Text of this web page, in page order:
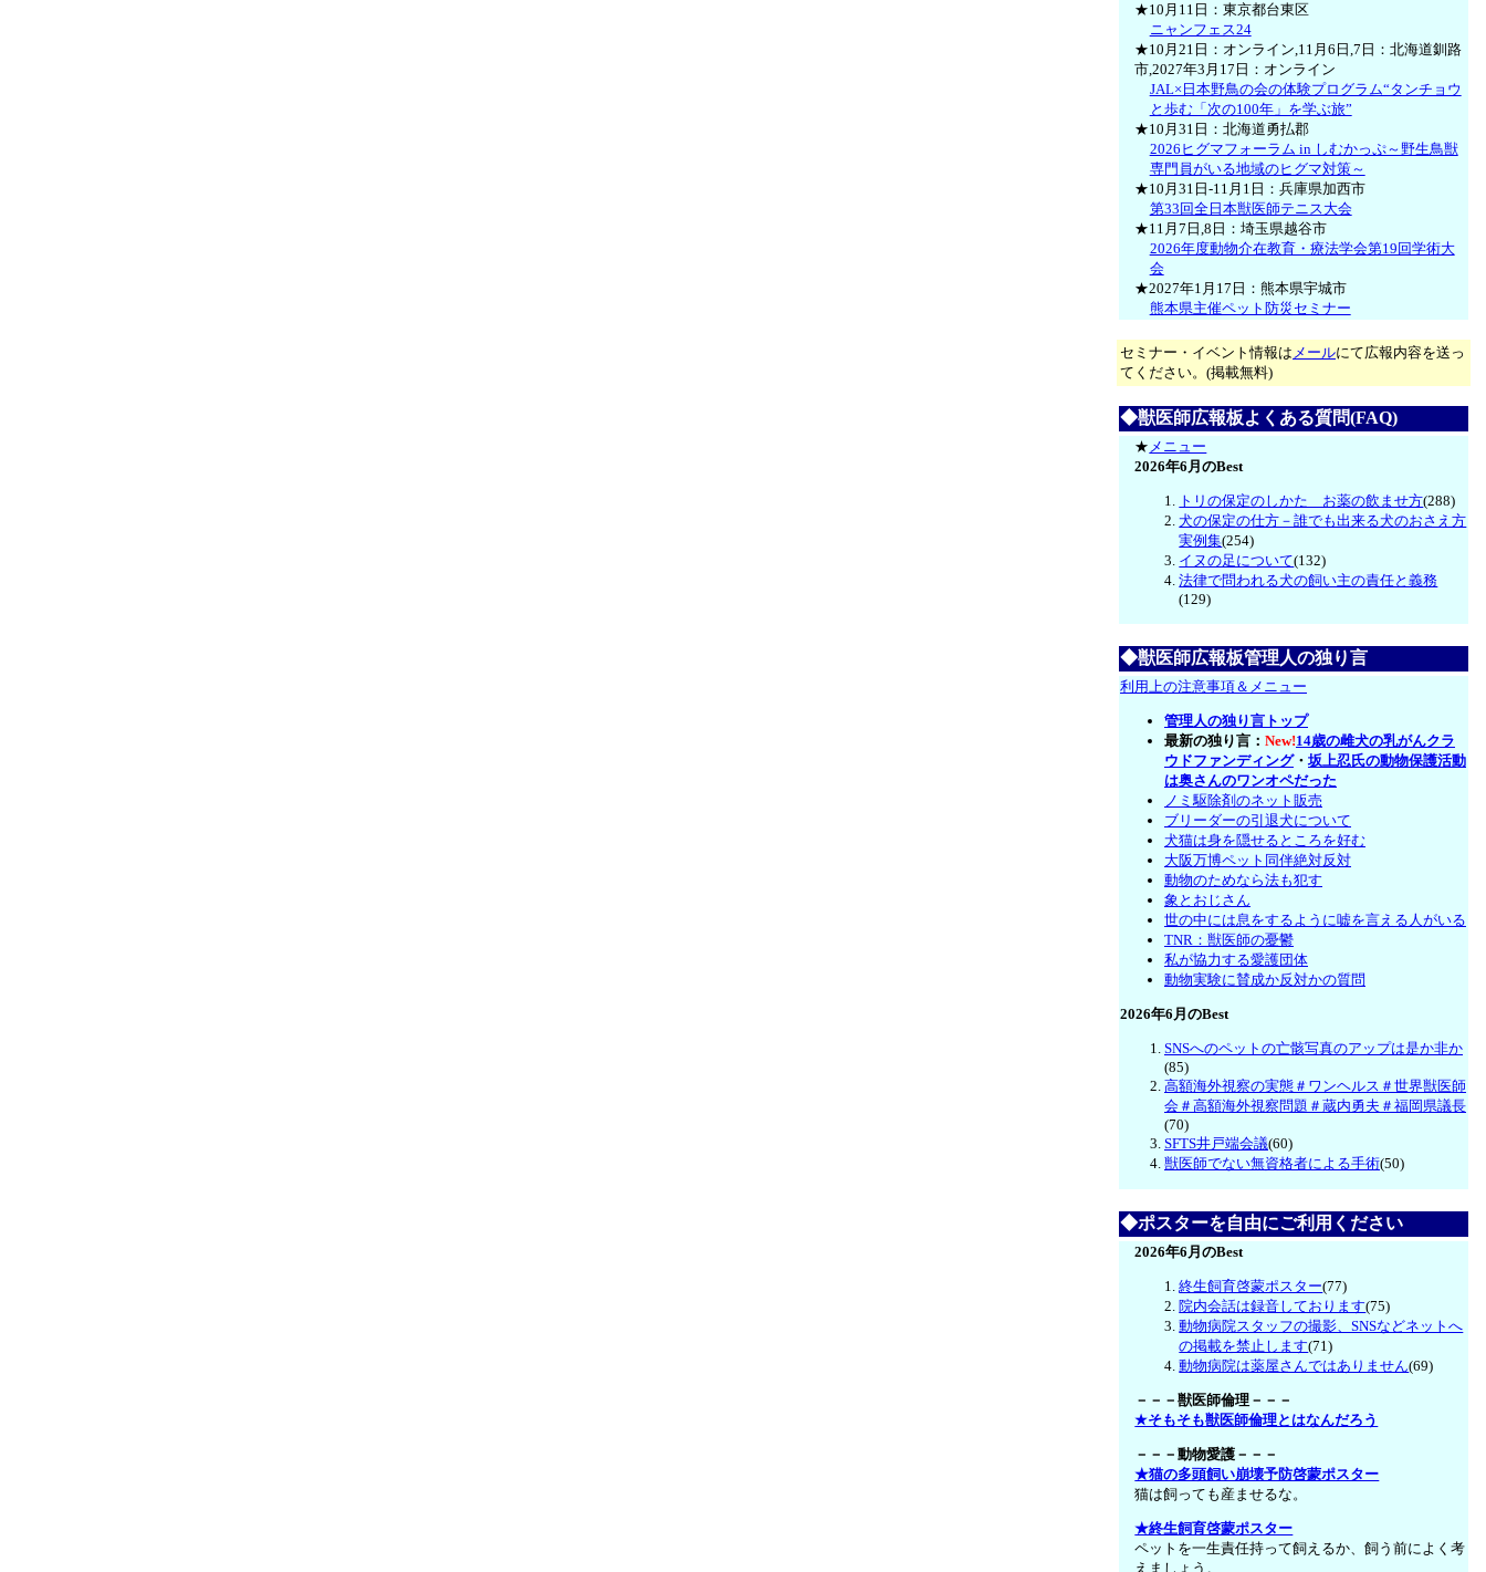
★10月11日：東京都台東区
ニャンフェス24
★10月21日：オンライン,11月6日,7日：北海道釧路
市,2027年3月17日：オンライン
JAL×日本野鳥の会の体験プログラム“タンチョウ
と歩む「次の100年」を学ぶ旅”
★10月31日：北海道勇払郡
2026ヒグマフォーラム in しむかっぷ～野生鳥獣
専門員がいる地域のヒグマ対策～
★10月31日-11月1日：兵庫県加西市
第33回全日本獣医師テニス大会
★11月7日,8日：埼玉県越谷市
2026年度動物介在教育・療法学会第19回学術大
会
★2027年1月17日：熊本県宇城市
熊本県主催ペット防災セミナー
セミナー・イベント情報は メールにて広報内容を送っ
てください。(掲載無料)
◆獣医師広報板よくある質問(FAQ)
★ メニュー
2026年6月のBest
トリの保定のしかた お薬の飲ませ方(288)
犬の保定の仕方－誰でも出来る犬のおさえ方
実例集(254)
イヌの足について(132)
法律で問われる犬の飼い主の責任と義務
(129)
◆獣医師広報板管理人の独り言
利用上の注意事項＆メニュー
管理人の独り言トップ
最新の独り言： New!14歳の雌犬の乳がんクラ
ウドファンディング・坂上忍氏の動物保護活動
は奥さんのワンオペだった
ノミ駆除剤のネット販売
ブリーダーの引退犬について
犬猫は身を隠せるところを好む
大阪万博ペット同伴絶対反対
動物のためなら法も犯す
象とおじさん
世の中には息をするように嘘を言える人がいる
TNR：獣医師の憂鬱
私が協力する愛護団体
動物実験に賛成か反対かの質問
2026年6月のBest
SNSへのペットの亡骸写真のアップは是か非か
(85)
高額海外視察の実態＃ワンヘルス＃世界獣医師
会＃高額海外視察問題＃蔵内勇夫＃福岡県議長
(70)
SFTS井戸端会議(60)
獣医師でない無資格者による手術(50)
◆ポスターを自由にご利用ください
2026年6月のBest
終生飼育啓蒙ポスター(77)
院内会話は録音しております(75)
動物病院スタッフの撮影、SNSなどネットへ
の掲載を禁止します(71)
動物病院は薬屋さんではありません(69)
－－－獣医師倫理－－－
★そもそも獣医師倫理とはなんだろう
－－－動物愛護－－－
★猫の多頭飼い崩壊予防啓蒙ポスター
猫は飼っても産ませるな。
★終生飼育啓蒙ポスター
ペットを一生責任持って飼えるか、飼う前によく考
えましょう。